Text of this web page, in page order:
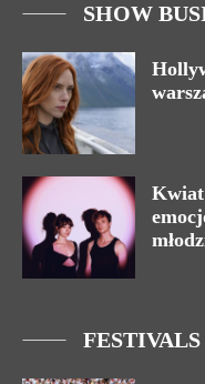
SHOW
Kwiat
FESTIVALS